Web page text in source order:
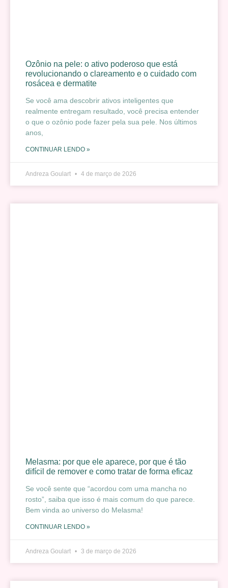
Ozônio na pele: o ativo poderoso que está
revolucionando o clareamento e o cuidado com
rosácea e dermatite
Se você ama descobrir ativos inteligentes que
realmente entregam resultado, você precisa entender
o que o ozônio pode fazer pela sua pele. Nos últimos
anos,
CONTINUAR LENDO »
Andreza Goulart 4 de março de 2026
Melasma: por que ele aparece, por que é tão
difícil de remover e como tratar de forma eficaz
Se você sente que “acordou com uma mancha no
rosto”, saiba que isso é mais comum do que parece.
Bem vinda ao universo do Melasma!
CONTINUAR LENDO »
Andreza Goulart 3 de março de 2026